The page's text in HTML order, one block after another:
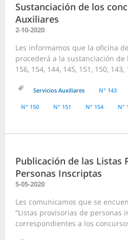
Sustanciación de los
Auxiliares
2-10-2020
Les informamos que la oficina
procederá a la sustanciación de
156, 154, 144, 145, 151, 150,
Servicios Auxiliares N° 143
N° 150 N° 151 N° 154 N°
Publicación de las Listas
Personas Inscriptas
5-05-2020
Les comunicamos que se
“Listas provisorias de personas
correspondientes a los